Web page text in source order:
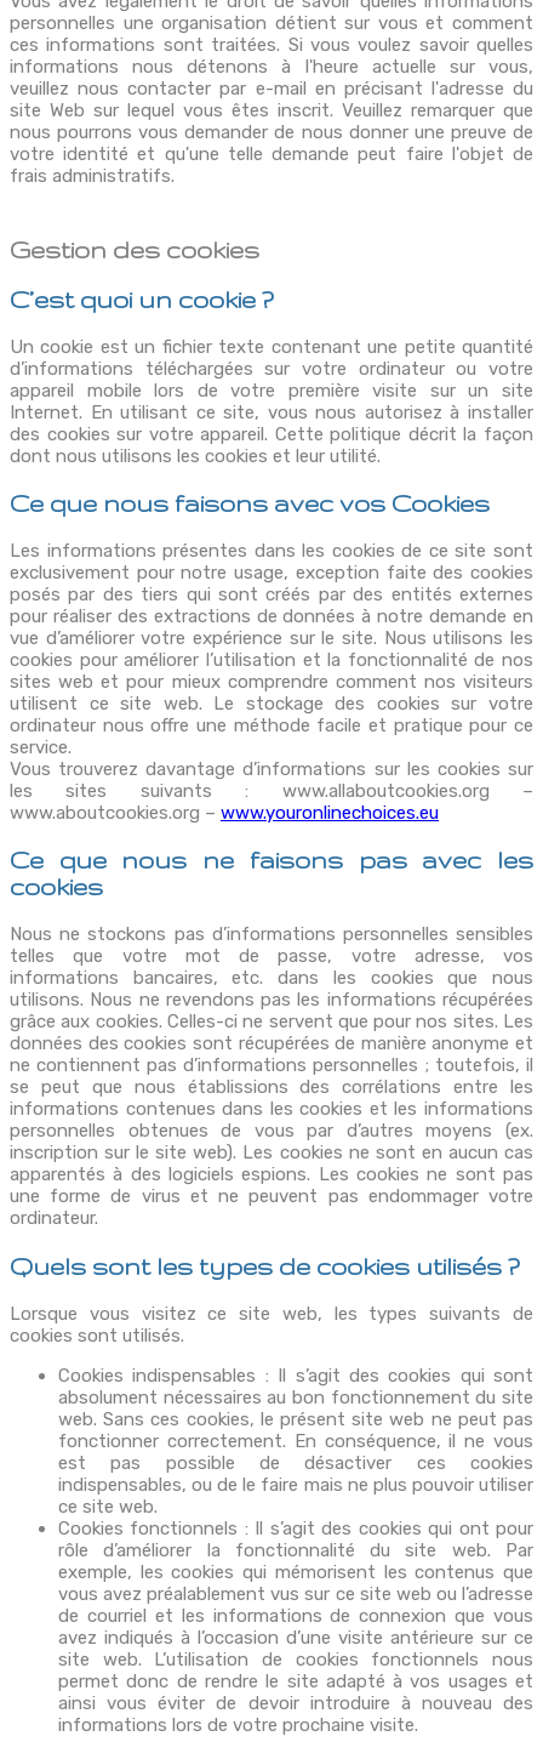
personnelles une organisation détient sur vous et comment
ces informations sont traitées. Si vous voulez savoir quelles
informations nous détenons à l'heure actuelle sur vous,
veuillez nous contacter par e-mail en précisant l'adresse du
site Web sur lequel vous êtes inscrit. Veuillez remarquer que
nous pourrons vous demander de nous donner une preuve de
votre identité et qu'une telle demande peut faire l'objet de
frais administratifs.
Gestion des cookies
C’est quoi un cookie ?
Un cookie est un fichier texte contenant une petite quantité
d’informations téléchargées sur votre ordinateur ou votre
appareil mobile lors de votre première visite sur un site
Internet. En utilisant ce site, vous nous autorisez à installer
des cookies sur votre appareil. Cette politique décrit la façon
dont nous utilisons les cookies et leur utilité.
Ce que nous faisons avec vos Cookies
Les informations présentes dans les cookies de ce site sont
exclusivement pour notre usage, exception faite des cookies
posés par des tiers qui sont créés par des entités externes
pour réaliser des extractions de données à notre demande en
vue d’améliorer votre expérience sur le site. Nous utilisons les
cookies pour améliorer l’utilisation et la fonctionnalité de nos
sites web et pour mieux comprendre comment nos visiteurs
utilisent ce site web. Le stockage des cookies sur votre
ordinateur nous offre une méthode facile et pratique pour ce
service.
Vous trouverez davantage d’informations sur les cookies sur
les sites suivants : www.allaboutcookies.org –
www.aboutcookies.org – www.youronlinechoices.eu
Ce que nous ne faisons pas avec les
cookies
Nous ne stockons pas d’informations personnelles sensibles
telles que votre mot de passe, votre adresse, vos
informations bancaires, etc. dans les cookies que nous
utilisons. Nous ne revendons pas les informations récupérées
grâce aux cookies. Celles-ci ne servent que pour nos sites. Les
données des cookies sont récupérées de manière anonyme et
ne contiennent pas d’informations personnelles ; toutefois, il
se peut que nous établissions des corrélations entre les
informations contenues dans les cookies et les informations
personnelles obtenues de vous par d’autres moyens (ex.
inscription sur le site web). Les cookies ne sont en aucun cas
apparentés à des logiciels espions. Les cookies ne sont pas
une forme de virus et ne peuvent pas endommager votre
ordinateur.
Quels sont les types de cookies utilisés ?
Lorsque vous visitez ce site web, les types suivants de
cookies sont utilisés.
Cookies indispensables : Il s’agit des cookies qui sont
absolument nécessaires au bon fonctionnement du site
web. Sans ces cookies, le présent site web ne peut pas
fonctionner correctement. En conséquence, il ne vous
est pas possible de désactiver ces cookies
indispensables, ou de le faire mais ne plus pouvoir utiliser
ce site web.
Cookies fonctionnels : Il s’agit des cookies qui ont pour
rôle d’améliorer la fonctionnalité du site web. Par
exemple, les cookies qui mémorisent les contenus que
vous avez préalablement vus sur ce site web ou l’adresse
de courriel et les informations de connexion que vous
avez indiqués à l’occasion d’une visite antérieure sur ce
site web. L’utilisation de cookies fonctionnels nous
permet donc de rendre le site adapté à vos usages et
ainsi vous éviter de devoir introduire à nouveau des
informations lors de votre prochaine visite.